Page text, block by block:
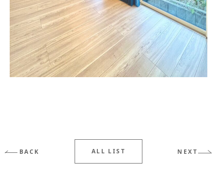
BACK ALL LIST NEXT